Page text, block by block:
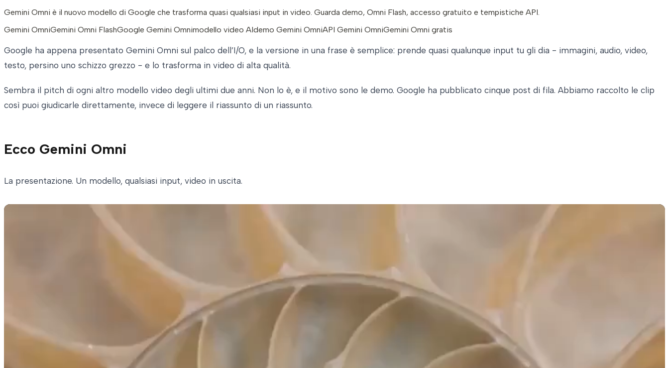
Gemini Omni è il nuovo modello di Google che trasforma quasi qualsiasi input in video. Guarda demo, Omni Flash, accesso gratuito e tempistiche API.
Gemini OmniGemini Omni FlashGoogle Gemini Omnimodello video AIdemo Gemini OmniAPI Gemini OmniGemini Omni gratis
Google ha appena presentato Gemini Omni sul palco dell’I/O, e la versione in una frase è semplice: prende quasi qualunque input tu gli dia - immagini, audio, video,
testo, persino uno schizzo grezzo - e lo trasforma in video di alta qualità.
Sembra il pitch di ogni altro modello video degli ultimi due anni. Non lo è, e il motivo sono le demo. Google ha pubblicato cinque post di fila. Abbiamo raccolto le clip
così puoi giudicarle direttamente, invece di leggere il riassunto di un riassunto.
Ecco Gemini Omni
La presentazione. Un modello, qualsiasi input, video in uscita.